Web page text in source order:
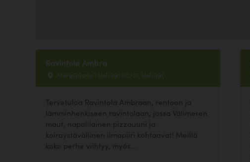
Ravintola Ambra
Meripihkatie 1 Helsinki 00710, Helsinki
Tervetuloa Ravintola Ambraan, rentoon ja
lämminhenkiseen ravintolaan, jossa Välimeren
maut, napolilainen pizzauuni ja
koiraystävällinen ilmapiiri kohtaavat! Meillä
koko perhe viihtyy, myös...